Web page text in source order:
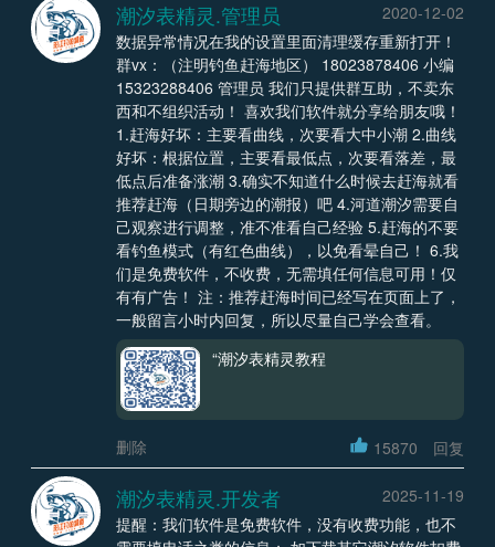
潮汐表精灵.管理员
2020-12-02
数据异常情况在我的设置里面清理缓存重新打开！
群vx：（注明钓鱼赶海地区） 18023878406 小编
15323288406 管理员 我们只提供群互助，不卖东
西和不组织活动！ 喜欢我们软件就分享给朋友哦！
1.赶海好坏：主要看曲线，次要看大中小潮 2.曲线
好坏：根据位置，主要看最低点，次要看落差，最
低点后准备涨潮 3.确实不知道什么时候去赶海就看
推荐赶海（日期旁边的潮报）吧 4.河道潮汐需要自
己观察进行调整，准不准看自己经验 5.赶海的不要
看钓鱼模式（有红色曲线），以免看晕自己！ 6.我
们是免费软件，不收费，无需填任何信息可用！仅
有有广告！ 注：推荐赶海时间已经写在页面上了，
一般留言小时内回复，所以尽量自己学会查看。
“潮汐表精灵教程
删除 15870 回复
潮汐表精灵.开发者
2025-11-19
提醒：我们软件是免费软件，没有收费功能，也不